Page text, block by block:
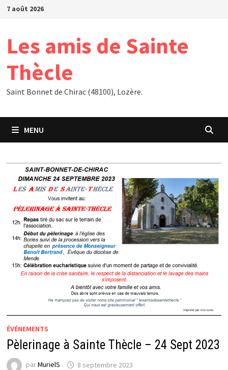
Passer
7 août 2026
Les amis de Sainte
Thècle
Saint Bonnet de Chirac (48100), Lozère.
MENU
Événements
ÉVÉNEMENTS
Pèlerinage à Sainte Thècle – 24 Sept 2023
parMurielS 8 septembre 2023